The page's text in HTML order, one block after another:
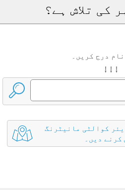
کی تلاش ہے؟
درج کریں۔
↓ ↓ ↓
کوالٹی مانیٹرنگ
کرنے دیں۔